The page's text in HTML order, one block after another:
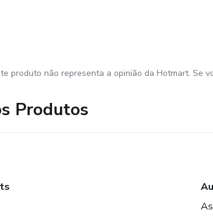
produto não representa a opinião da Hotmart. Se
Produtos